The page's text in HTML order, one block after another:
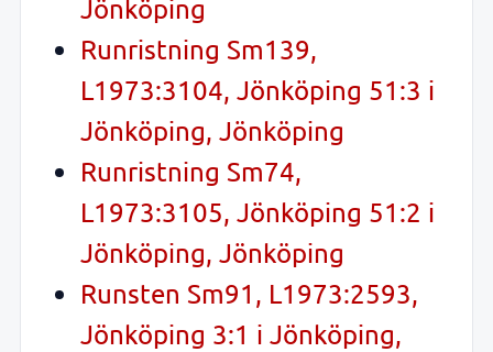
Jönköping
Runristning Sm139,
L1973:3104, Jönköping 51:3 i
Jönköping, Jönköping
Runristning Sm74,
L1973:3105, Jönköping 51:2 i
Jönköping, Jönköping
Runsten Sm91, L1973:2593,
Jönköping 3:1 i Jönköping,